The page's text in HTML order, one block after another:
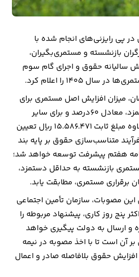
در پی رایزنی‌های انجام شده با
بازنشسته و مستمری‌بگیران،
سالیانه حقوق و اجرای گام سوم
۱۴۰۵ را اعلام کرد.
میزان افزایش اصل مستمری برای
مشمولان حداقل دستمزد، معادل ۶۰درصد و برای سایر
سطوح، ۴۵درصد به‌علاوه مبلغ ثابت ۱۵.۵۸۶.۴۷۱ ریال تعیین
متناسب‌سازی حقوق بر پایه بند
برنامه هفتم پیشرفت توسعه خواهد شد؛
بازنشسته به حداقل دستمزد،
مصوبات، سازمان تأمین اجتماعی
پنج روز کاری، پیشنهاد مربوطه را
و ارسال به دولت پیگیری خواهد
آن است تا با اخذ مصوبه در نیمه
حقوق بلافاصله صادر و اعمال